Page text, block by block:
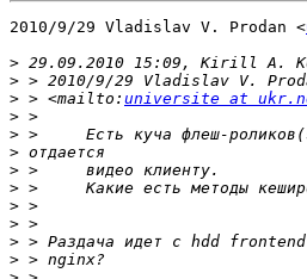
2010/9/29 Vladislav V. Prodan <
>
> > 2010/9/29 Vladislav V.
> > <mailto: universite at
>
>
>
>
>
>
>
>
>